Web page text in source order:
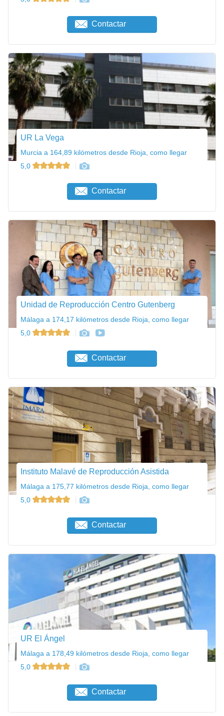
Contactar
UR La Vega
Murcia a 164,89 kilómetros desde Rioja, como llegar
5,0
Contactar
Unidad de Reproducción Centro Gutenberg
Málaga a 174,17 kilómetros desde Rioja, como llegar
5,0
Contactar
Instituto Malavé de Reproducción Asistida
Málaga a 175,77 kilómetros desde Rioja, como llegar
5,0
Contactar
UR El Ángel
Málaga a 178,49 kilómetros desde Rioja, como llegar
5,0
Contactar